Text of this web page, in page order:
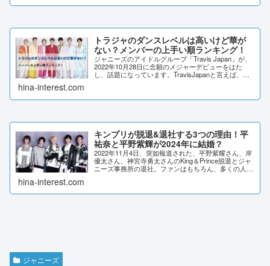
トラジャのダンスレベルは高いけど華が
ない？メンバーの上手い順ランキング！
ジャニーズのアイドルグループ「Travis Japan」が、
2022年10月28日に念願のメジャーデビューをはた
し、話題になっています。TravisJapanと言えば、シ
hina-interest.com
キンプリが脱退&退社する3つの理由！平
祐奈と平野紫輝が2024年に結婚？
2022年11月4日、突如報道された、平野紫耀さん、岸
優太さん、神宮寺勇太さんのKing＆Prince脱退とジャ
ニーズ事務所の退社。ファンはもちろん、多くの人が
hina-interest.com
ジャニーズ